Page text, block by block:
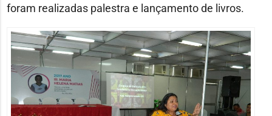
foram realizadas palestra e lançamento de livros.